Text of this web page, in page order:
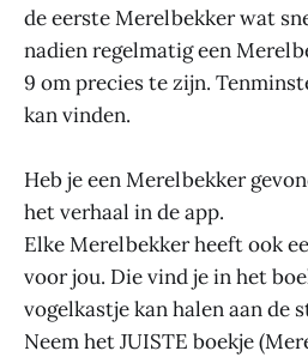
de eerste Merelbekker wat
nadien regelmatig een
9 om precies te zijn.
kan vinden.
Heb je een Merelbekker
het verhaal in de app.
Elke Merelbekker heeft ook
voor jou. Die vind je in het
vogelkastje kan halen aan de
Neem het JUISTE boekje